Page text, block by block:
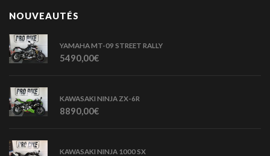
NOUVEAUTÉS
YAMAHA MT-09 STREET RALLY
5490,00€
KAWASAKI NINJA ZX-6R
8890,00€
KAWASAKI NINJA 1000 SX